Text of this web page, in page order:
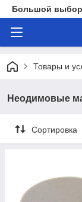
Большой выбор
Товары и
Неодимовые
Сортировка